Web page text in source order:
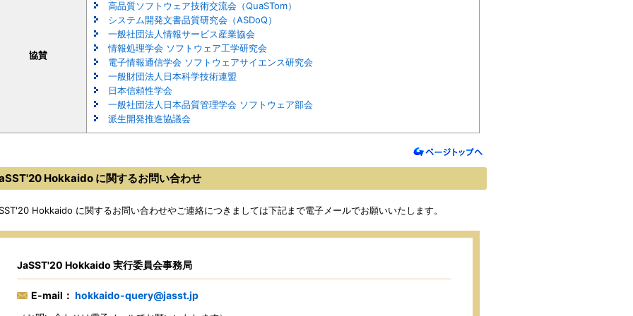
協賛
高品質ソフトウェア技術交流会（QuaSTom）
システム開発文書品質研究会（ASDoQ）
一般社団法人情報サービス産業協会
情報処理学会 ソフトウェア工学研究会
電子情報通信学会 ソフトウェアサイエンス研究会
一般財団法人日本科学技術連盟
日本信頼性学会
一般社団法人日本品質管理学会 ソフトウェア部会
派生開発推進協議会
Hokkaido に関するお問い合わせ
Hokkaido に関するお問い合わせやご連絡につきましては下記まで電子メールでお願いいたします。
JaSST'20 Hokkaido 実行委員会事務局
E-mail： hokkaido-query@jasst.jp